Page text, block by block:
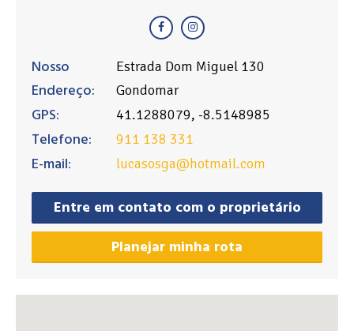
Nosso
Endereço:
Estrada Dom Miguel 130
Gondomar
GPS: 41.1288079, -8.5148985
Telefone: 911 138 331
E-mail: lucasosga@hotmail.com
Entre em contato com o proprietário
Planejar minha rota